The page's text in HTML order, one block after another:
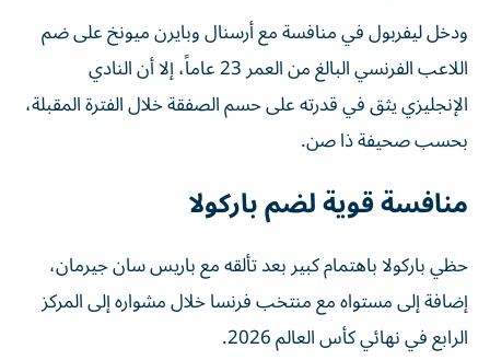
ودخل ليفربول في منافسة مع أرسنال وبايرن ميونخ على ضم
اللاعب الفرنسي البالغ من العمر 23 عاماً، إلا أن النادي
الإنجليزي يثق في قدرته على حسم الصفقة خلال الفترة المقبلة،
بحسب صحيفة ذا صن.
منافسة قوية لضم باركولا
حظي باركولا باهتمام كبير بعد تألقه مع باريس سان جيرمان،
إضافة إلى مستواه مع منتخب فرنسا خلال مشواره إلى المركز
الرابع في نهائي كأس العالم 2026.